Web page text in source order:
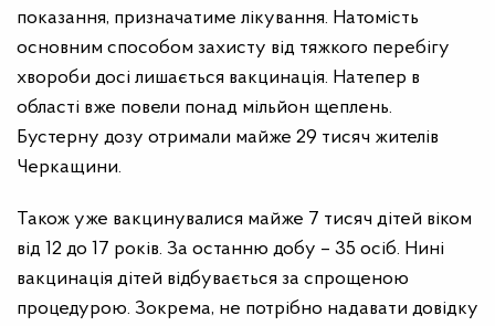
показання, призначатиме лікування. Натомість
основним способом захисту від тяжкого перебігу
хвороби досі лишається вакцинація. Натепер в
області вже повели понад мільйон щеплень.
Бустерну дозу отримали майже 29 тисяч жителів
Черкащини.
Також уже вакцинувалися майже 7 тисяч дітей віком
від 12 до 17 років. За останню добу – 35 осіб. Нині
вакцинація дітей відбувається за спрощеною
процедурою. Зокрема, не потрібно надавати довідку